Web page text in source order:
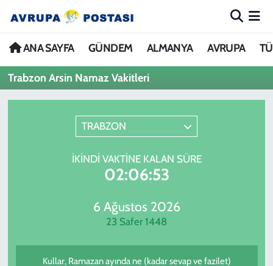
ANA SAYFA GÜNDEM ALMANYA AVRUPA
Trabzon Arsin Namaz Vakitleri
TRABZON
İKINDI VAKTINE KALAN SÜRE
02:06:53
6 Ağustos 2026
23 Safer 1448
Kullar, Ramazan ayında ne (kadar sevap ve fazilet)
ANA SAYFA
GÜNDEM
SPOR
Nöbetçi Eczaneler
Hava Durumu
Trafik Durumu
Avrupa Ligi Puan Durumu ve Fikstür
Tüm Manşetler
Haber Arşivi